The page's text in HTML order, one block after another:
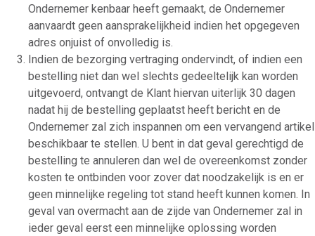
Ondernemer kenbaar heeft gemaakt, de Ondernemer
aanvaardt geen aansprakelijkheid indien het opgegeven
adres onjuist of onvolledig is.
Indien de bezorging vertraging ondervindt, of indien een
bestelling niet dan wel slechts gedeeltelijk kan worden
uitgevoerd, ontvangt de Klant hiervan uiterlijk 30 dagen
nadat hij de bestelling geplaatst heeft bericht en de
Ondernemer zal zich inspannen om een vervangend artikel
beschikbaar te stellen. U bent in dat geval gerechtigd de
bestelling te annuleren dan wel de overeenkomst zonder
kosten te ontbinden voor zover dat noodzakelijk is en er
geen minnelijke regeling tot stand heeft kunnen komen. In
geval van overmacht aan de zijde van Ondernemer zal in
ieder geval eerst een minnelijke oplossing worden